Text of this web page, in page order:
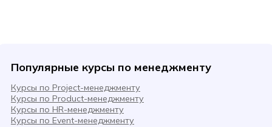
Популярные курсы по менеджменту
Курсы по Project-менеджменту
Курсы по Product-менеджменту
Курсы по HR-менеджменту
Курсы по Event-менеджменту